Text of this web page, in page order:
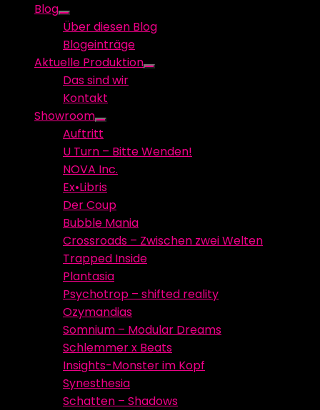
Blog
Show
sub
menu
Über diesen Blog
Blogeinträge
Aktuelle Produktion
Show
Das sind wir
Kontakt
Showroom
Show
sub
menu
Auftritt
U Turn – Bitte Wenden!
NOVA Inc.
Ex•Libris
Der Coup
Bubble Mania
Crossroads – Zwischen zwei Welten
Trapped Inside
Plantasia
Psychotrop – shifted reality
Ozymandias
Somnium – Modular Dreams
Schlemmer x Beats
Insights-Monster im Kopf
Synesthesia
Schatten – Shadows